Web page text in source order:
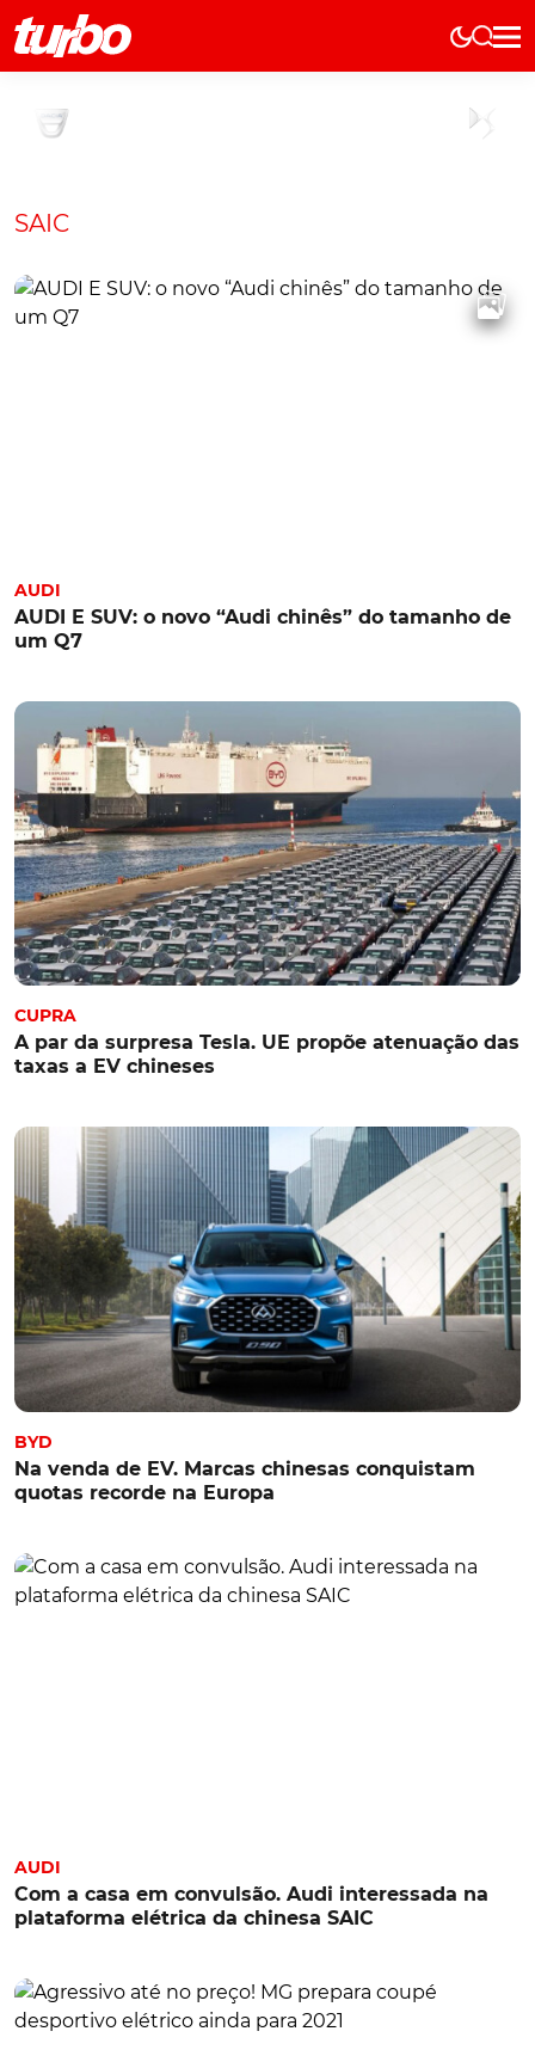
Elétricos
História
Comerciais
Curiosidades
SAIC
AUDI
AUDI E SUV: o novo “Audi chinês” do tamanho de
um Q7
CUPRA
A par da surpresa Tesla. UE propõe atenuação das
taxas a EV chineses
BYD
Na venda de EV. Marcas chinesas conquistam
quotas recorde na Europa
AUDI
Com a casa em convulsão. Audi interessada na
plataforma elétrica da chinesa SAIC